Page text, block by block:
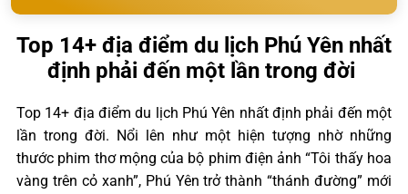
Top 14+ địa điểm du lịch Phú Yên nhất
định phải đến một lần trong đời
Top 14+ địa điểm du lịch Phú Yên nhất định phải đến một
lần trong đời. Nổi lên như một hiện tượng nhờ những
thước phim thơ mộng của bộ phim điện ảnh “Tôi thấy hoa
vàng trên cỏ xanh”, Phú Yên trở thành “thánh đường” mới